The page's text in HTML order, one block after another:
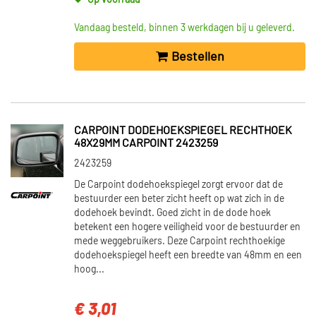
Vandaag besteld, binnen 3 werkdagen bij u geleverd.
Bestellen
CARPOINT DODEHOEKSPIEGEL RECHTHOEK
48X29MM CARPOINT 2423259
2423259
De Carpoint dodehoekspiegel zorgt ervoor dat de
bestuurder een beter zicht heeft op wat zich in de
dodehoek bevindt. Goed zicht in de dode hoek
betekent een hogere veiligheid voor de bestuurder en
mede weggebruikers. Deze Carpoint rechthoekige
dodehoekspiegel heeft een breedte van 48mm en een
hoog...
€ 3,01